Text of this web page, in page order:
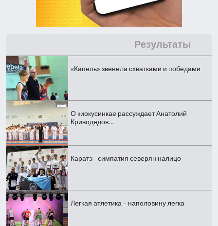
Результаты
«Капель» звенела схватками и победами
О киокусинкае рассуждает Анатолий
Криводедов…
Каратэ - симпатия северян налицо
Легкая атлетика – наполовину легка